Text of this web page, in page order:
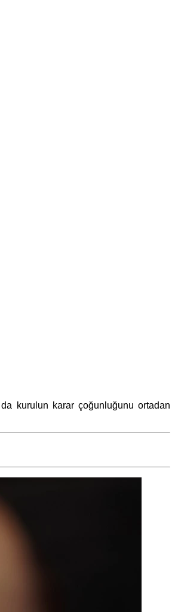
kurulun karar çoğunluğunu ortadan